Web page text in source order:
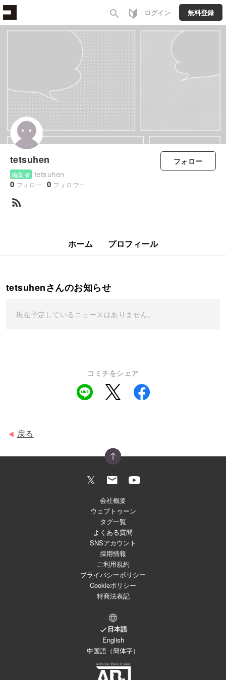
search ログイン 無料登録
tetsuhen
編集者 tetsuhen
0 フォロー 0 フォロワー
フォロー
rss_feed
ホーム プロフィール
tetsuhenさんのお知らせ
現在予定しているニュースはありません。
コミチをシェア
◀ 戻る
会社概要
ウェブトゥーン
タグ一覧
よくある質問
SNSアカウント
採用情報
ご利用規約
プライバシーポリシー
Cookieポリシー
特商法表記
日本語
English
中国語（簡体字）